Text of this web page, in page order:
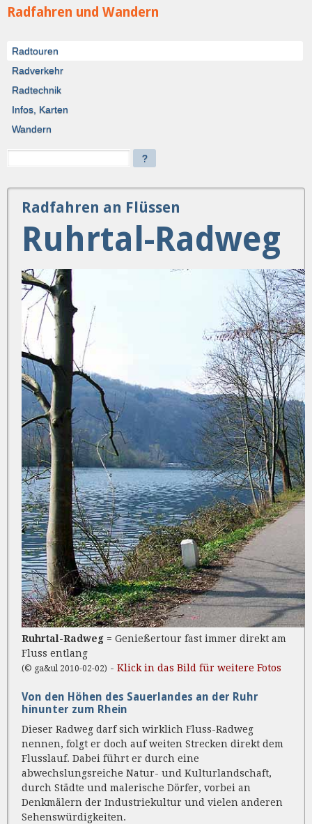
Radfahren und Wandern
Radtouren
Radverkehr
Radtechnik
Infos, Karten
Wandern
?
Radfahren an Flüssen
Ruhrtal-Radweg
Ruhrtal-Radweg= Genießertour fast immer direkt am
Fluss entlang
(© ga&ul 2010-02-02) - Klick in das Bild für weitere Fotos
Von den Höhen des Sauerlandes an der Ruhr
hinunter zum Rhein
Dieser Radweg darf sich wirklich Fluss-Radweg
nennen, folgt er doch auf weiten Strecken direkt dem
Flusslauf. Dabei führt er durch eine
abwechslungsreiche Natur- und Kulturlandschaft,
durch Städte und malerische Dörfer, vorbei an
Denkmälern der Industriekultur und vielen anderen
Sehenswürdigkeiten.